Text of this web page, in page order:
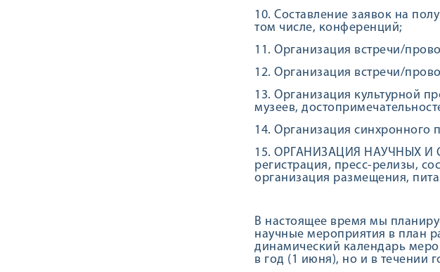
10. Составление заявок на
том числе, конференций;
11. Организация встречи/
12. Организация встречи/
13. Организация культурной
музеев,
14. Организация синхронного
15. ОРГАНИЗАЦИЯ НАУЧНЫХ И
регистрация, пресс-релизы,
организация размещения,
В настоящее время мы
научные мероприятия в план
динамический календарь
в год (1 июня), но и в течении